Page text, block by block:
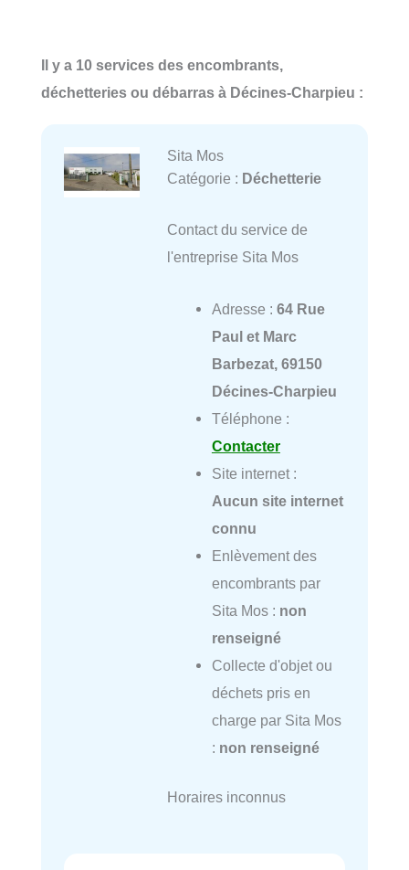
Il y a 10 services des encombrants,
déchetteries ou débarras à Décines-Charpieu :
Sita Mos
Catégorie : Déchetterie
Contact du service de
l'entreprise Sita Mos
Adresse : 64 Rue
Paul et Marc
Barbezat, 69150
Décines-Charpieu
Téléphone :
Contacter
Site internet :
Aucun site internet
connu
Enlèvement des
encombrants par
Sita Mos : non
renseigné
Collecte d'objet ou
déchets pris en
charge par Sita Mos
: non renseigné
Horaires inconnus